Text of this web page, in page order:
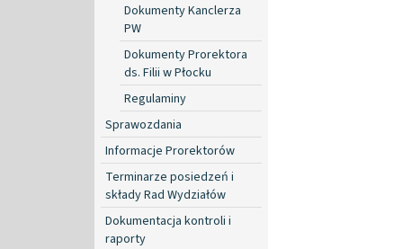
Dokumenty Kanclerza
PW
Dokumenty Prorektora
ds. Filii w Płocku
Regulaminy
Sprawozdania
Informacje Prorektorów
Terminarze posiedzeń i
składy Rad Wydziałów
Dokumentacja kontroli i
raporty